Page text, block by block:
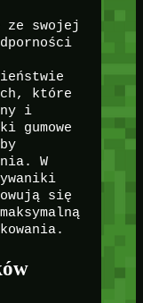
ze swojej
które
i
gumowe
W
się